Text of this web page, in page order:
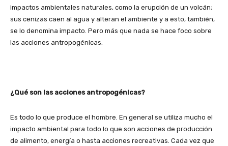
impactos ambientales naturales, como la erupción de un volcán;
sus cenizas caen al agua y alteran el ambiente y a esto, también,
se lo denomina impacto. Pero más que nada se hace foco sobre
las acciones antropogénicas.
¿Qué son las acciones antropogénicas?
Es todo lo que produce el hombre. En general se utiliza mucho el
impacto ambiental para todo lo que son acciones de producción
de alimento, energía o hasta acciones recreativas. Cada vez que